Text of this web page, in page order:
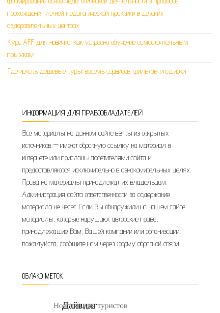
прохождения летней педагогической практики в детских
оздоровительных центрах
Курс AFF для новичка: как устроено обучение самостоятельным
прыжкам
Где искать дешёвые туры: восемь сервисов, фильтры и ошибки
ИНФОРМАЦИЯ ДЛЯ ПРАВООБЛАДАТЕЛЕЙ
Все материалы на данном сайте взяты из открытых
источников — имеют обратную ссылку на материал в
интернете или присланы посетителями сайта и
предоставляются исключительно в ознакомительных целях.
Права на материалы принадлежат их владельцам.
Администрация сайта ответственности за содержание
материала не несет. Если Вы обнаружили на нашем сайте
материалы, которые нарушают авторские права,
принадлежащие Вам, Вашей компании или организации,
пожалуйста, сообщите нам через форму обратной связи.
ОБЛАКО МЕТОК